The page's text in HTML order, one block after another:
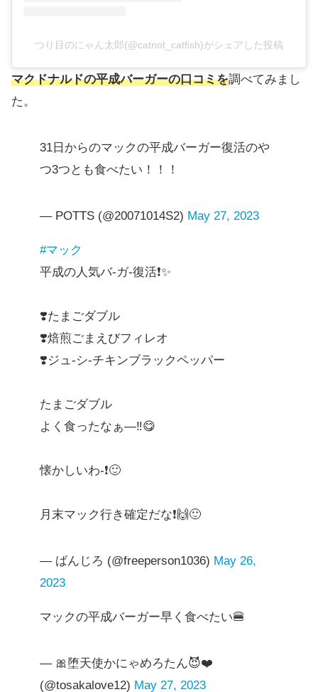
つり目のにゃん太郎(@catnot_catfish)がシェアした投稿
マクドナルドの平成バーガーの口コミを調べてみまし
た。
31日からのマックの平成バーガー復活のや
つ3つとも食べたい！！！
— POTTS (@20071014S2) May 27, 2023
#マック
平成の人気バ-ガ-復活❗️✨
❣️たまごダブル
❣️焙煎ごまえびフィレオ
❣️ジュ-シ-チキンブラックペッパー
たまごダブル
よく食ったなぁ—‼️😋
懐かしいわ-❗️🙂
月末マック行き確定だな❗️🙌🙂
— ばんじろ (@freeperson1036) May 26,
2023
マックの平成バーガー早く食べたい🍔
— 🎀堕天使かにゃめろたん😈❤️
(@tosakalove12) May 27, 2023